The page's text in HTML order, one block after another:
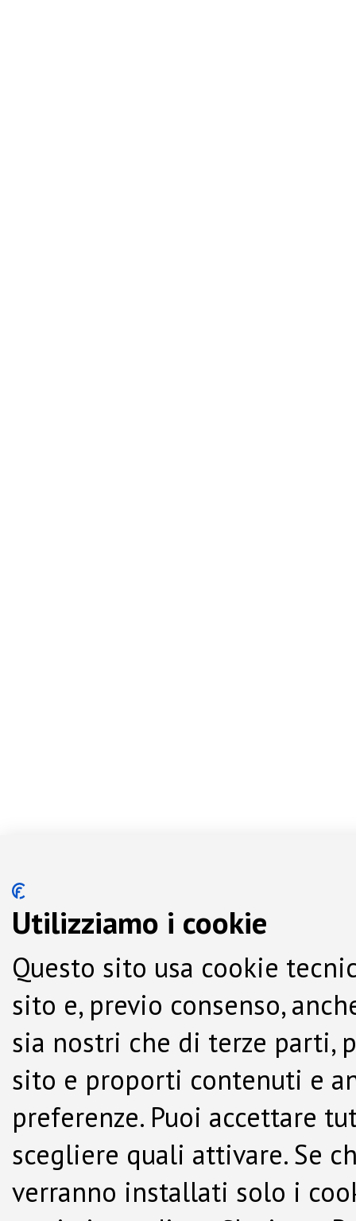
Utilizziamo i cookie
Questo sito usa cookie
sito e, previo consenso,
sia nostri che di terze parti,
sito e proporti contenuti e
preferenze. Puoi accettare
scegliere quali attivare. Se
verranno installati solo i